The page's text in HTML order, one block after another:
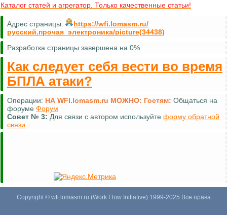
Каталог статей и агрегатор. Только качественные статьи!
Адрес страницы:
https://wfi.lomasm.ru/
русский.прочая_электроника/picture(34438)
Разработка страницы завершена на 0%
Как следует себя вести во время
БПЛА атаки?
Операции: НА WFI.lomasm.ru МОЖНО: Гостям: Общаться на
форуме Форум
Совет № 3: Для связи с автором используйте форму обратной
связи
Copyright © wfi.lomasm.ru (Work Flow Initiative) 1999-2025 Все права